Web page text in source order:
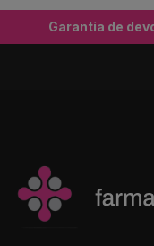
Garantía de